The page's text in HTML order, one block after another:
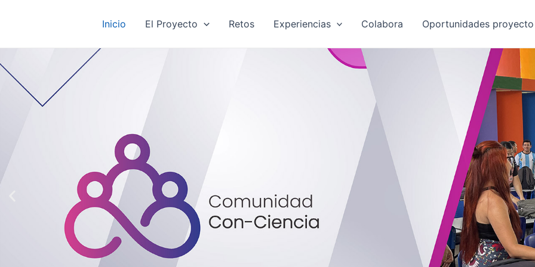
Inicio El Proyecto Retos Experiencias Colabora Oportunidades proyecto